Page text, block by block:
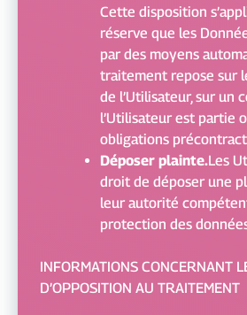
Cette disposition
réserve que les
par des moyens
traitement repose sur
de l’Utilisateur, sur un
l’Utilisateur est partie
obligations
Déposer plainte.Les
droit de déposer une
leur autorité
protection des
INFORMATIONS CONCERNANT
D’OPPOSITION AU TRAITEMENT